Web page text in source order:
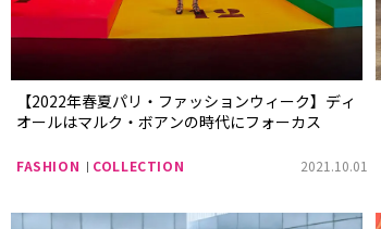
【2022年春夏パリ・ファッションウィーク】ディ
オールはマルク・ボアンの時代にフォーカス
FASHION COLLECTION 2021.10.01